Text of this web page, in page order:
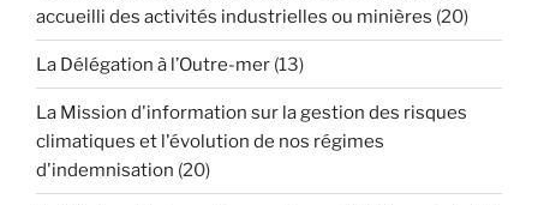
accueilli des activités industrielles ou minières (20)
La Délégation à l’Outre-mer (13)
La Mission d'information sur la gestion des risques
climatiques et l'évolution de nos régimes
d'indemnisation (20)